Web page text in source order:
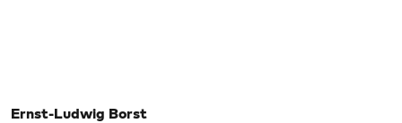
Ernst-Ludwig Borst